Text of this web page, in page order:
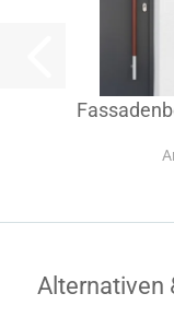
Alternativen